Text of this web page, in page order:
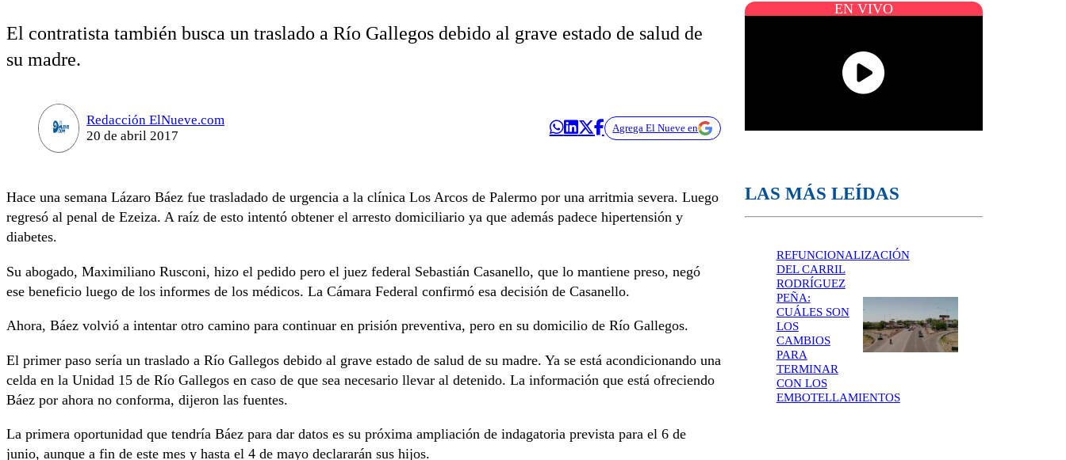
El contratista también busca un traslado a Río Gallegos debido al grave estado de salud de
su madre.
Redacción ElNueve.com
20 de abril 2017
Agrega El Nueve en
Hace una semana Lázaro Báez fue trasladado de urgencia a la clínica Los Arcos de Palermo por una arritmia severa. Luego
regresó al penal de Ezeiza. A raíz de esto intentó obtener el arresto domiciliario ya que además padece hipertensión y
diabetes.
Su abogado, Maximiliano Rusconi, hizo el pedido pero el juez federal Sebastián Casanello, que lo mantiene preso, negó
ese beneficio luego de los informes de los médicos. La Cámara Federal confirmó esa decisión de Casanello.
Ahora, Báez volvió a intentar otro camino para continuar en prisión preventiva, pero en su domicilio de Río Gallegos.
El primer paso sería un traslado a Río Gallegos debido al grave estado de salud de su madre. Ya se está acondicionando una
celda en la Unidad 15 de Río Gallegos en caso de que sea necesario llevar al detenido. La información que está ofreciendo
Báez por ahora no conforma, dijeron las fuentes.
La primera oportunidad que tendría Báez para dar datos es su próxima ampliación de indagatoria prevista para el 6 de
junio, aunque a fin de este mes y hasta el 4 de mayo declararán sus hijos.
EN VIVO
LAS MÁS LEÍDAS
REFUNCIONALIZACIÓN
DEL CARRIL
RODRÍGUEZ
PEÑA:
CUÁLES SON
LOS
CAMBIOS
PARA
TERMINAR
CON LOS
EMBOTELLAMIENTOS